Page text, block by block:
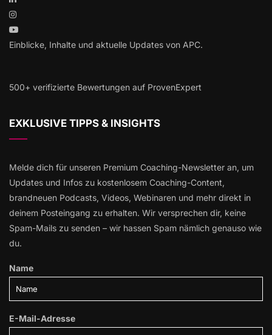
Einblicke, Inhalte und aktuelle Updates von APC.
500+ verifizierte Bewertungen auf ProvenExpert
EXKLUSIVE TIPPS & INSIGHTS
Melde dich für unseren Premium Coaching-Newsletter an, um
Updates und Infos zu kostenlosem Coaching-Content,
brandneuen Podcasts, Videos, Webinaren und mehr direkt in
deinem Posteingang zu erhalten. Wir versprechen dir, keine
Spam-Mails zu senden – wir hassen Spam nämlich genauso wie
du.
Name
E-Mail-Adresse